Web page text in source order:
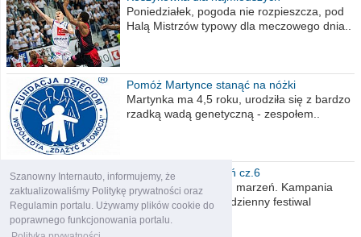
Szanowny Internauto, informujemy, że
zaktualizowaliśmy Politykę prywatności oraz
Regulamin portalu. Używamy plików cookie do
poprawnego funkcjonowania portalu.
Poniedziałek, pogoda nie rozpieszcza, pod
Halą Mistrzów typowy dla meczowego dnia..
Pomóż Martynce stanąć na nóżki
Martynka ma 4,5 roku, urodziła się z bardzo
rzadką wadą genetyczną - zespołem..
Polska moich marzeń cz.6
Nadszedł kres moich marzeń. Kampania
wyborcza czyli niecodzienny festiwal
obietnic,..